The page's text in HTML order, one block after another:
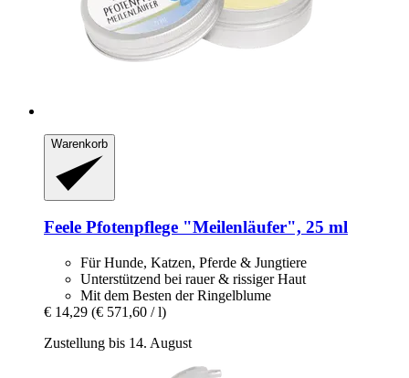
Warenkorb
Feele Pfotenpflege "Meilenläufer", 25 ml
Für Hunde, Katzen, Pferde & Jungtiere
Unterstützend bei rauer & rissiger Haut
Mit dem Besten der Ringelblume
€ 14,29 (€ 571,60 / l)
Zustellung bis 14. August